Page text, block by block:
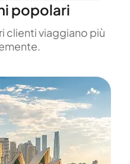
popolari
clienti viaggiano più